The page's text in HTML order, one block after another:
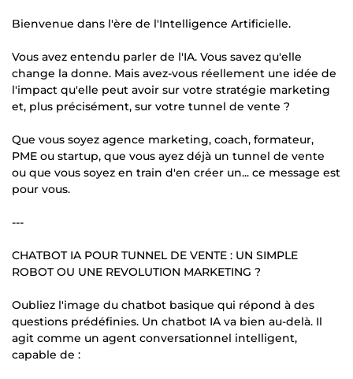
Bienvenue dans l'ère de l'Intelligence Artificielle.
Vous avez entendu parler de l'IA. Vous savez qu'elle
change la donne. Mais avez-vous réellement une idée de
l'impact qu'elle peut avoir sur votre stratégie marketing
et, plus précisément, sur votre tunnel de vente ?
Que vous soyez agence marketing, coach, formateur,
PME ou startup, que vous ayez déjà un tunnel de vente
ou que vous soyez en train d'en créer un... ce message est
pour vous.
---
CHATBOT IA POUR TUNNEL DE VENTE : UN SIMPLE
ROBOT OU UNE REVOLUTION MARKETING ?
Oubliez l'image du chatbot basique qui répond à des
questions prédéfinies. Un chatbot IA va bien au-delà. Il
agit comme un agent conversationnel intelligent,
capable de :